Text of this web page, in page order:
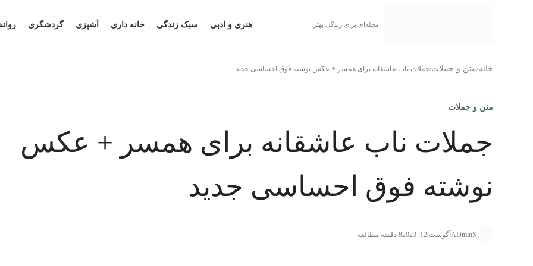
مجله‌ای برای زندگی بهتر هنری و ادبی سبک زندگی خانه داری آشپزی گردشگری
خانه/متن و جملات/جملات ناب عاشقانه برای همسر + عکس نوشته فوق احساسی جدید
متن و جملات
جملات ناب عاشقانه برای همسر + عکس
نوشته فوق احساسی جدید
ADminS آگوست 12, 2023 8 دقیقه مطالعه